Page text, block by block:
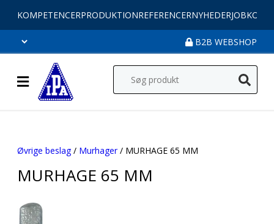
KOMPETENCERPRODUKTIONREFERENCERNYHEDERJOB
B2B WEBSHOP
Øvrige beslag/ Murhager/ MURHAGE 65 MM
MURHAGE 65 MM